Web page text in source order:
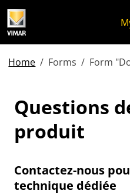
Home Forms Form
Questions
produit
Contactez-nous
technique dédiée